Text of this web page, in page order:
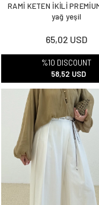
RAMİ KETEN İKİLİ
yağ yeşil
65,02 USD
%10 DISCOUNT
58,52 USD